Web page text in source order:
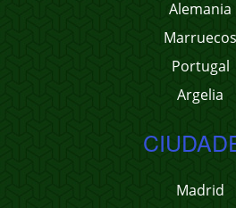
Alemania
Marruecos
Portugal
Argelia
Madrid